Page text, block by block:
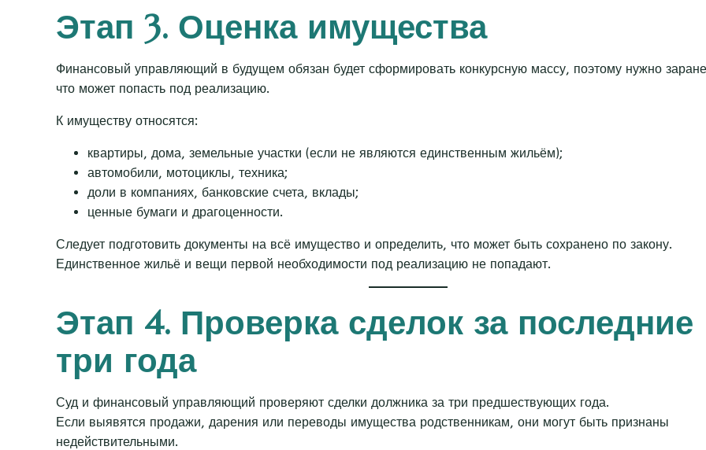
Этап 3. Оценка имущества
Финансовый управляющий в будущем обязан будет сформировать конкурсную массу, поэтому нужно
что может попасть под реализацию.
К имуществу относятся:
квартиры, дома, земельные участки (если не являются единственным жильём);
автомобили, мотоциклы, техника;
доли в компаниях, банковские счета, вклады;
ценные бумаги и драгоценности.
Следует подготовить документы на всё имущество и определить, что может быть сохранено по закону.
Единственное жильё и вещи первой необходимости под реализацию не попадают.
Этап 4. Проверка сделок за последние
три года
Суд и финансовый управляющий проверяют сделки должника за три предшествующих года.
Если выявятся продажи, дарения или переводы имущества родственникам, они могут быть признаны
недействительными.